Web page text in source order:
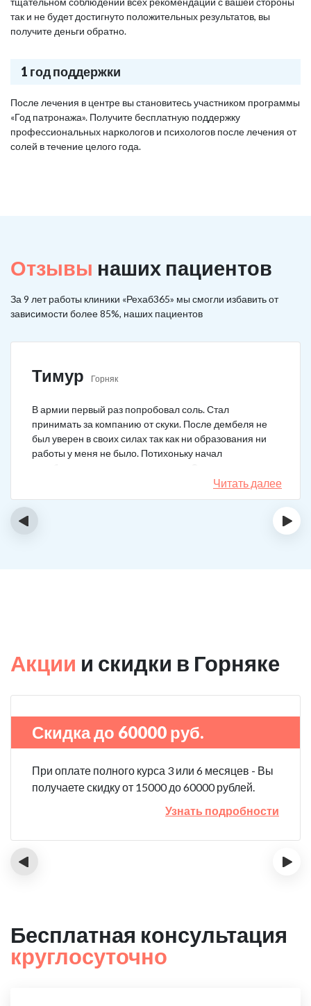
так и не будет достигнуто положительных результатов, вы
получите деньги обратно.
1 год поддержки
После лечения в центре вы становитесь участником программы
«Год патронажа». Получите бесплатную поддержку
профессиональных наркологов и психологов после лечения от
солей в течение целого года.
Отзывы наших пациентов
За 9 лет работы клиники «Рехаб365» мы смогли избавить от
зависимости более 85%, наших пациентов
Тимур Горняк
В армии первый раз попробовал соль. Стал
принимать за компанию от скуки. После дембеля не
был уверен в своих силах так как ни образования ни
работы у меня не было. Потихоньку начал
зарабатывать и тратить их на соль. Спустя год завел
девушку и ей не нравилось мое пристрастие к
наркотикам. Пошел на лечение, чтобы ее не потерять.
Читать далее
‹ ›
Акции и скидки в Горняке
Скидка до 60000 руб.
При оплате полного курса 3 или 6 месяцев - Вы
получаете скидку от 15000 до 60000 рублей.
Узнать подробности
‹ ›
Бесплатная консультация
круглосуточно